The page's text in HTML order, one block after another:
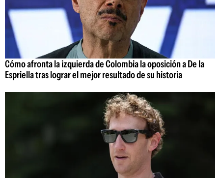
Cómo afronta la izquierda de Colombia la oposición a De la
Espriella tras lograr el mejor resultado de su historia